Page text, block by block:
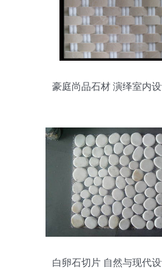
豪庭尚品石材 演绎室内
白卵石切片 自然与现代